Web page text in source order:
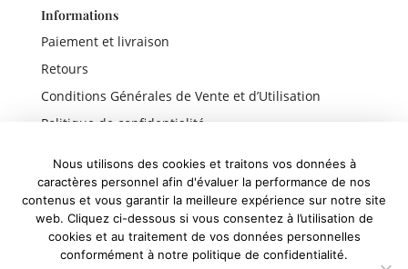
Informations
Paiement et livraison
Retours
Conditions Générales de Vente et d’Utilisation
Politique de confidentialité
Liens rapides
Boutique
Nous utilisons des cookies et traitons vos données à
caractères personnel afin d'évaluer la performance de nos
contenus et vous garantir la meilleure expérience sur notre site
web. Cliquez ci-dessous si vous consentez à l’utilisation de
cookies et au traitement de vos données personnelles
conformément à notre politique de confidentialité.